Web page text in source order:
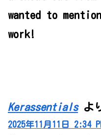
wanted to
work!
Kerassentials よ
2025年11月11日 2:34